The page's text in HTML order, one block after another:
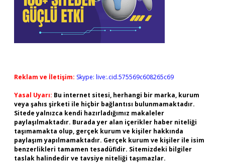
Reklam ve İletişim: Skype: live:.cid.575569c608265c69
Yasal Uyarı: Bu internet sitesi, herhangi bir marka, kurum
veya şahıs şirketi ile hiçbir bağlantısı bulunmamaktadır.
Sitede yalnızca kendi hazırladığımız makaleler
paylaşılmaktadır. Burada yer alan içerikler haber niteliği
taşımamakta olup, gerçek kurum ve kişiler hakkında
paylaşım yapılmamaktadır. Gerçek kurum ve kişiler ile isim
benzerlikleri tamamen tesadüfidir. Sitemizdeki bilgiler
taslak halindedir ve tavsiye niteliği taşımazlar.